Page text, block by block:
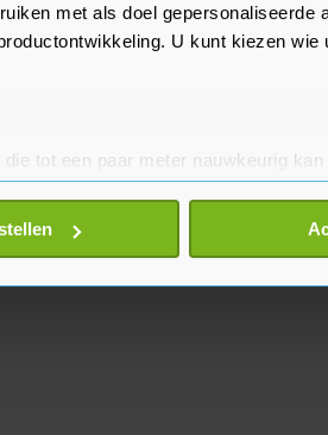
met als doel gepersonaliseerde
U kunt kiezen wie
tot een paar meter nauwkeurig kan
specifieke eigenschappen
en stel uw voorkeuren in het